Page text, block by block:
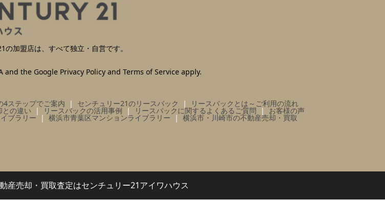
の加盟店は、すべて独立・自営です。
and the Google Privacy Policy and Terms of Service apply.
4ステップでご案内 センチュリー21のリースバック リースバックとは～ご利用の流れ
との違い リースバックの活用事例 リースバックに関するよくあるご質問 お客様の声
ブラリー 横浜市青葉区マンションライブラリー 横浜市・川崎市の不動産売却・買取
産売却・買取査定はセンチュリー21アイワハウス